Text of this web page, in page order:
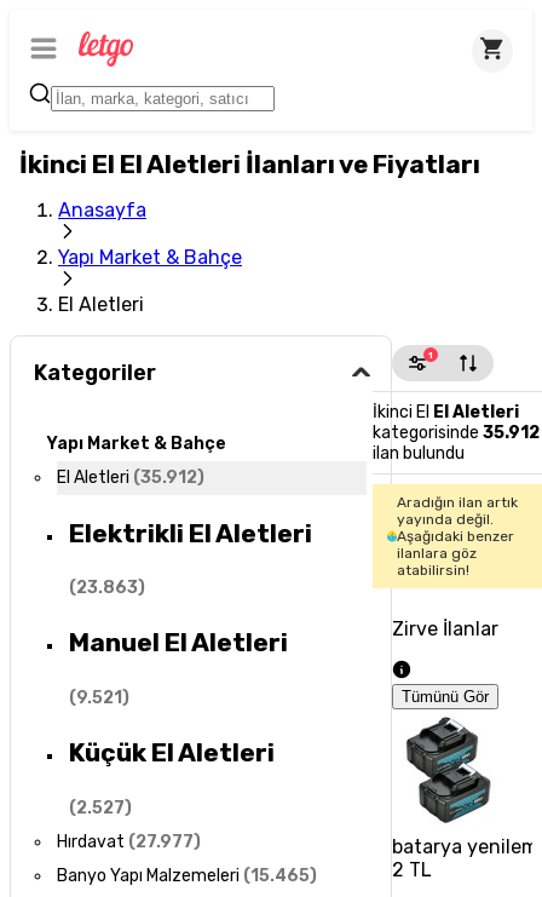
İkinci El El Aletleri İlanları ve Fiyatları
Anasayfa
Yapı Market & Bahçe
El Aletleri
Kategoriler
Yapı Market & Bahçe
El Aletleri (35.912)
Elektrikli El Aletleri
(23.863)
Manuel El Aletleri
(9.521)
Küçük El Aletleri
(2.527)
Hırdavat (27.977)
Banyo Yapı Malzemeleri (15.465)
1
İkinci El El Aletleri
kategorisinde 35.912
ilan bulundu
Aradığın ilan artık
yayında değil.
Aşağıdaki benzer
ilanlara göz
atabilirsin!
Zirve İlanlar
Tümünü Gör
batarya
2 TL